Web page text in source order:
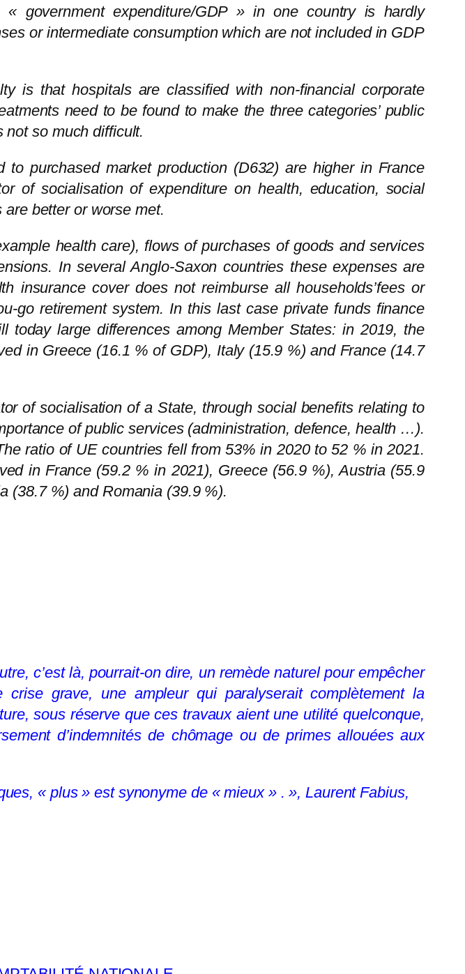
government expenditure/GDP » in one country is hardly
or intermediate consumption which are not included in GDP
is that hospitals are classified with non-financial corporate
need to be found to make the three categories’ public
not so much difficult.
purchased market production (D632) are higher in France
of socialisation of expenditure on health, education, social
better or worse met.
health care), flows of purchases of goods and services
In several Anglo-Saxon countries these expenses are
insurance cover does not reimburse all households’fees or
go retirement system. In this last case private funds finance
today large differences among Member States: in 2019, the
in Greece (16.1 % of GDP), Italy (15.9 %) and France (14.7
of socialisation of a State, through social benefits relating to
of public services (administration, defence, health …).
ratio of UE countries fell from 53% in 2020 to 52 % in 2021.
in France (59.2 % in 2021), Greece (56.9 %), Austria (55.9
(38.7 %) and Romania (39.9 %).
c’est là, pourrait-on dire, un remède naturel pour empêcher
grave, une ampleur qui paralyserait complètement la
sous réserve que ces travaux aient une utilité quelconque,
d’indemnités de chômage ou de primes allouées aux
« plus » est synonyme de « mieux » . », Laurent Fabius,